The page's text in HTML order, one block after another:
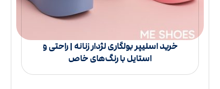
خرید اسلیپر بولگاری لژدار زنانه | راحتی و
استایل با رنگ‌های خاص